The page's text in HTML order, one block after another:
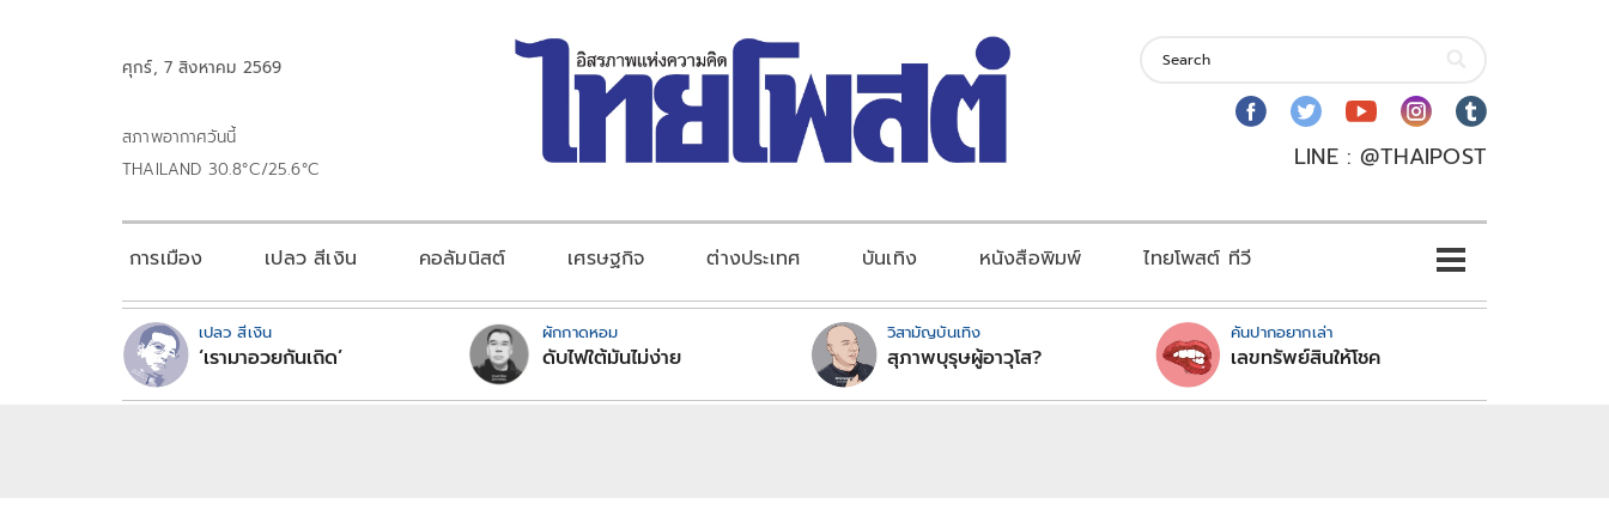
ศุกร์, 7 สิงหาคม 2569
สภาพอากาศวันนี้
THAILAND 30.8°C/25.6°C
LINE : @THAIPOST
การเมือง เปลว สีเงิน คอลัมนิสต์ เศรษฐกิจ ต่างประเทศ บันเทิง หนังสือพิมพ์ ไทยโพสต์ ทีวี
เปลว สีเงิน
‘เรามาอวยกันเถิด’
ผักกาดหอม
ดับไฟใต้มันไม่ง่าย
วิสามัญบันเทิง
สุภาพบุรุษผู้อาวุโส?
คันปากอยากเล่า
เลขทรัพย์สินให้โชค